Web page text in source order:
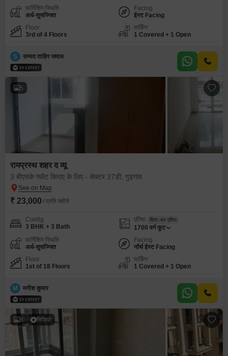
फर्निशिंग स्थिति
अर्ध-सुसज्जित
Facing
ईस्ट Facing
Floor
3rd of 4 Floors
पार्किंग
1 Covered + 1 Open
S सय्यद ताहिर जमाल
5
रामप्रस्थ शहर द व्यू
3 बीएचके फ्लैट किराए के लिए - सेक्टर 37डी, गुड़गांव
₹ 23,000 / प्रति महीने
Config
3 BHK + 3 Bath
एरिया बिल्ट-अप एरिया
1700 वर्ग फुट
फर्निशिंग स्थिति
अर्ध-सुसज्जित
Facing
नॉर्थ ईस्ट Facing
Floor
1st of 18 Floors
पार्किंग
1 Covered + 1 Open
M मनीश कुमार
8 विडियो